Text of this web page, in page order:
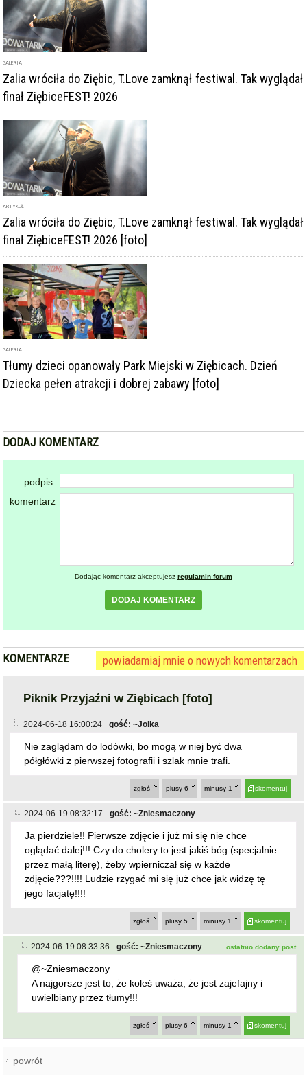
GALERIA
Zalia wróciła do Ziębic, T.Love zamknął festiwal. Tak wyglądał
finał ZiębiceFEST! 2026
ARTYKUŁ
Zalia wróciła do Ziębic, T.Love zamknął festiwal. Tak wyglądał
finał ZiębiceFEST! 2026 [foto]
GALERIA
Tłumy dzieci opanowały Park Miejski w Ziębicach. Dzień
Dziecka pełen atrakcji i dobrej zabawy [foto]
DODAJ KOMENTARZ
podpis
komentarz
Dodając komentarz akceptujesz regulamin forum
DODAJ KOMENTARZ
KOMENTARZE powiadamiaj mnie o nowych komentarzach
Piknik Przyjaźni w Ziębicach [foto]
2024-06-18 16:00:24 gość: ~Jolka
Nie zaglądam do lodówki, bo mogą w niej być dwa
półgłówki z pierwszej fotografii i szlak mnie trafi.
skomentuj
minusy 1
plusy 6
zgłoś
2024-06-19 08:32:17 gość: ~Zniesmaczony
Ja pierdziele!! Pierwsze zdjęcie i już mi się nie chce
oglądać dalej!!! Czy do cholery to jest jakiś bóg (specjalnie
przez małą literę), żeby wpierniczał się w każde
zdjęcie???!!!! Ludzie rzygać mi się już chce jak widzę tę
jego facjatę!!!!
skomentuj
minusy 1
plusy 5
zgłoś
2024-06-19 08:33:36 gość: ~Zniesmaczony ostatnio dodany post
@~Zniesmaczony
A najgorsze jest to, że koleś uważa, że jest zajefajny i
uwielbiany przez tłumy!!!
skomentuj
minusy 1
plusy 6
zgłoś
powrót